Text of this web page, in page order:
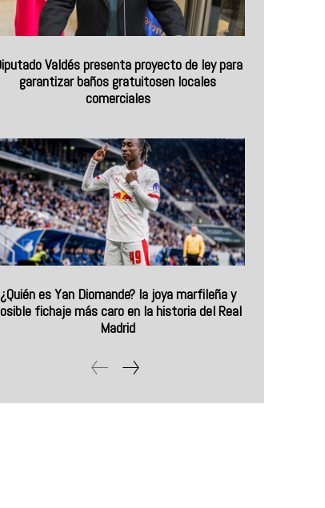
Valdés presenta proyecto de ley para
garantizar baños gratuitosen locales
comerciales
¿Quién es Yan Diomande? la joya marfileña y
fichaje más caro en la historia del Real
Madrid